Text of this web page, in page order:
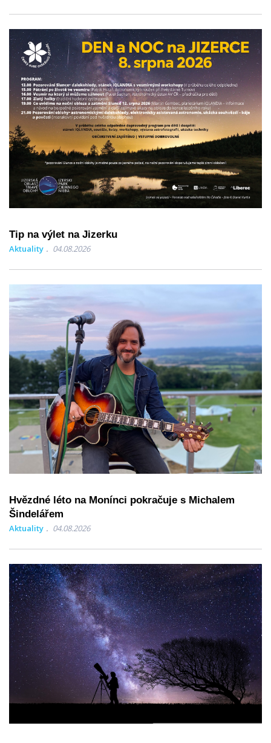
Tip na výlet na Jizerku
Aktuality 04.08.2026
Hvězdné léto na Monínci pokračuje s Michalem
Šindelářem
Aktuality 04.08.2026